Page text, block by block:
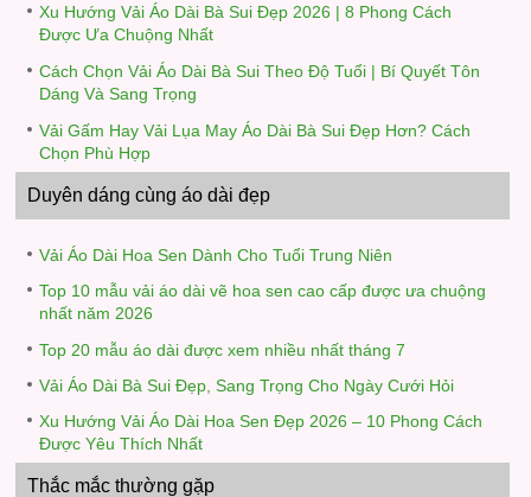
Xu Hướng Vải Áo Dài Bà Sui Đẹp 2026 | 8 Phong Cách
Được Ưa Chuộng Nhất
Cách Chọn Vải Áo Dài Bà Sui Theo Độ Tuổi | Bí Quyết Tôn
Dáng Và Sang Trọng
Vải Gấm Hay Vải Lụa May Áo Dài Bà Sui Đẹp Hơn? Cách
Chọn Phù Hợp
Duyên dáng cùng áo dài đẹp
Vải Áo Dài Hoa Sen Dành Cho Tuổi Trung Niên
Top 10 mẫu vải áo dài vẽ hoa sen cao cấp được ưa chuộng
nhất năm 2026
Top 20 mẫu áo dài được xem nhiều nhất tháng 7
Vải Áo Dài Bà Sui Đẹp, Sang Trọng Cho Ngày Cưới Hỏi
Xu Hướng Vải Áo Dài Hoa Sen Đẹp 2026 – 10 Phong Cách
Được Yêu Thích Nhất
Thắc mắc thường gặp